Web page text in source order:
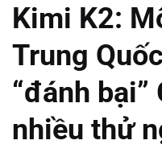
Kimi K2:
Trung
“đánh bại”
nhiều thử